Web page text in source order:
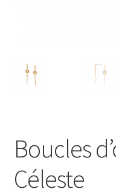
Boucles
Céleste